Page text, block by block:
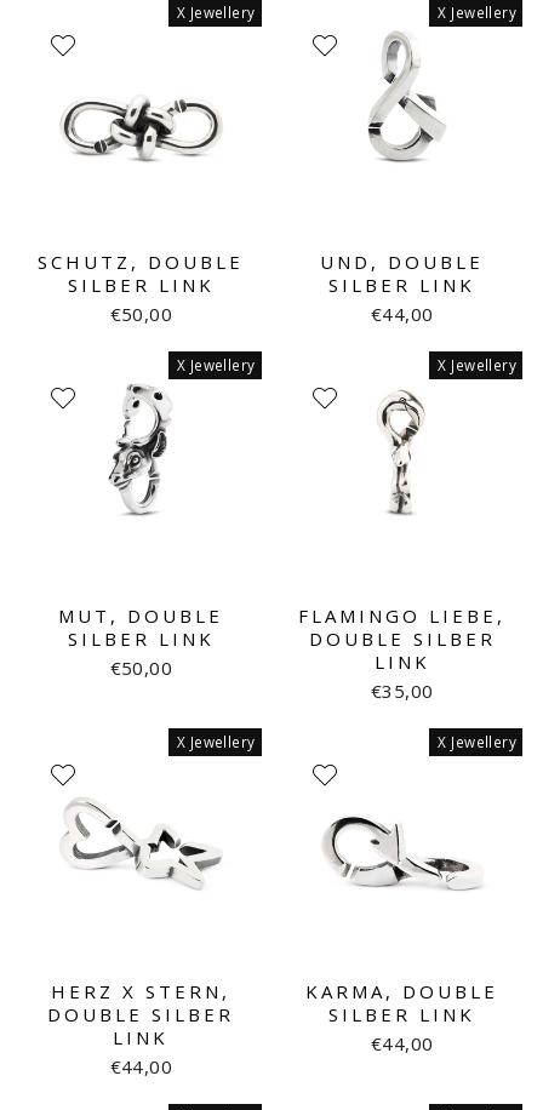
X Jewellery
SCHUTZ, DOUBLE
SILBER LINK
€50,00
X Jewellery
UND, DOUBLE
SILBER LINK
€44,00
X Jewellery
MUT, DOUBLE
SILBER LINK
€50,00
X Jewellery
FLAMINGO LIEBE,
DOUBLE SILBER
LINK
€35,00
X Jewellery
HERZ X STERN,
DOUBLE SILBER
LINK
€44,00
X Jewellery
KARMA, DOUBLE
SILBER LINK
€44,00